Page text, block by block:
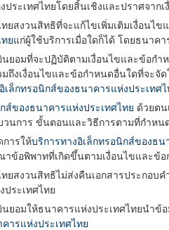
ระเทศไทยโดยสิ้นเชิงและปราศจาก
ยสงวนสิทธิที่จะแก้ไขเพิ่มเติมเงื่อนไ
ยแก่ผู้ใช้บริการเมื่อใดก็ได้ โดยธนาค
นยอมที่จะปฏิบัติตามเงื่อนไขและข้อกำ
ถึงเงื่อนไขและข้อกำหนดอื่นใดที่จะจั
เล็กทรอนิกส์ของธนาคารแห่งประเทศไ
ส์ของธนาคารแห่งประเทศไทย ด้วยตน
วนการ ขั้นตอนและวิธีการตามที่กำหน
การให้บริการทางอิเล็กทรอนิกส์ของธน
าข้อพิพาทที่เกิดขึ้นตามเงื่อนไขและข้อ
ยสงวนสิทธิไม่ส่งคืนเอกสารประกอบ
ระเทศไทย
นยอมให้ธนาคารแห่งประเทศไทยนำ
ารแห่งประเทศไทย